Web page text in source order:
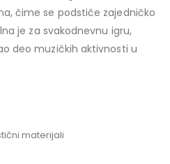
čime se podstiče zajedničko
je za svakodnevnu igru,
deo muzičkih aktivnosti u
materijali